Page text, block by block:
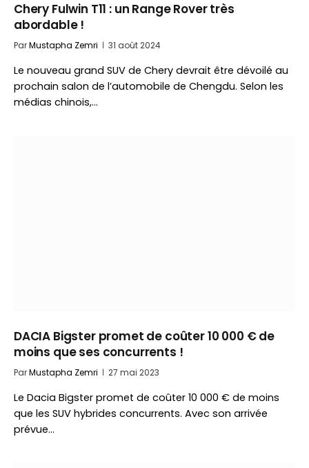
Chery Fulwin T11 : un Range Rover très
abordable !
ParMustapha Zemri 31 août 2024
Le nouveau grand SUV de Chery devrait être dévoilé au
prochain salon de l’automobile de Chengdu. Selon les
médias chinois,…
DACIA Bigster promet de coûter 10 000 € de
moins que ses concurrents !
ParMustapha Zemri 27 mai 2023
Le Dacia Bigster promet de coûter 10 000 € de moins
que les SUV hybrides concurrents. Avec son arrivée
prévue…